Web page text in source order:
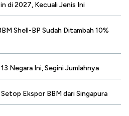
di 2027, Kecuali Jenis Ini
Shell-BP Sudah Ditambah 10%
Negara Ini, Segini Jumlahnya
Ekspor BBM dari Singapura